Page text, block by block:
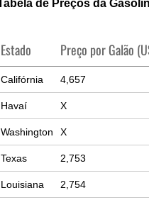
Tabela de Preços da
Estado Preço por Galão
Califórnia 4,657
Havaí X
Washington X
Texas 2,753
Louisiana 2,754